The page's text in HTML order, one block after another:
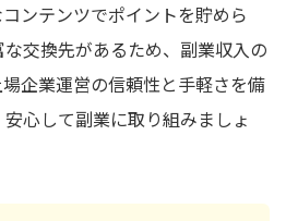
ンテンツでポイントを貯めら
交換先があるため、副業収入の
企業運営の信頼性と手軽さを備
心して副業に取り組みましょ